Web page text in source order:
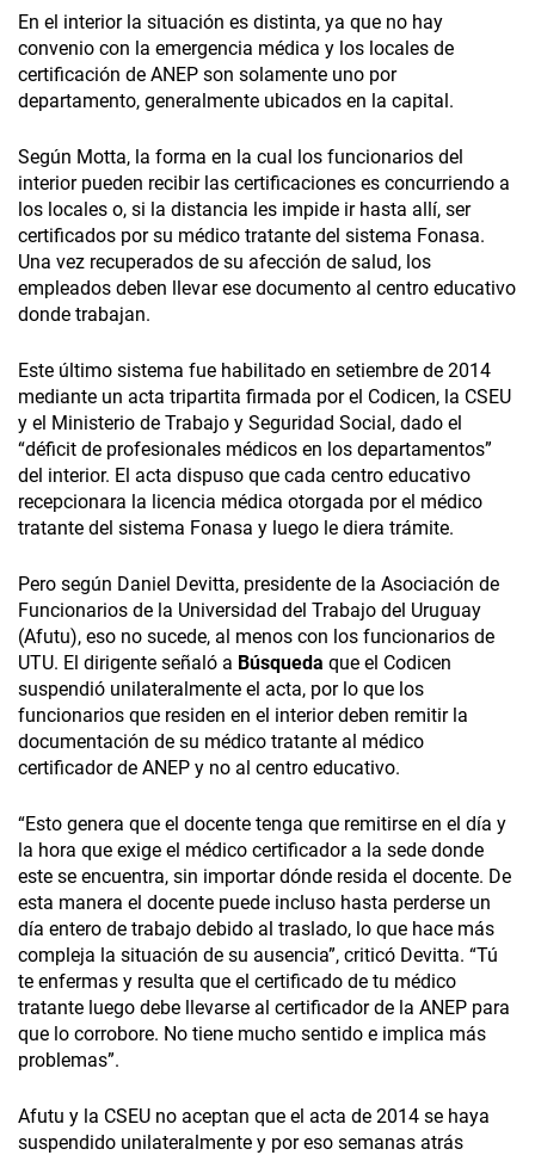
En el interior la situación es distinta, ya que no hay
convenio con la emergencia médica y los locales de
certificación de ANEP son solamente uno por
departamento, generalmente ubicados en la capital.
Según Motta, la forma en la cual los funcionarios del
interior pueden recibir las certificaciones es concurriendo a
los locales o, si la distancia les impide ir hasta allí, ser
certificados por su médico tratante del sistema Fonasa.
Una vez recuperados de su afección de salud, los
empleados deben llevar ese documento al centro educativo
donde trabajan.
Este último sistema fue habilitado en setiembre de 2014
mediante un acta tripartita firmada por el Codicen, la CSEU
y el Ministerio de Trabajo y Seguridad Social, dado el
“déficit de profesionales médicos en los departamentos”
del interior. El acta dispuso que cada centro educativo
recepcionara la licencia médica otorgada por el médico
tratante del sistema Fonasa y luego le diera trámite.
Pero según Daniel Devitta, presidente de la Asociación de
Funcionarios de la Universidad del Trabajo del Uruguay
(Afutu), eso no sucede, al menos con los funcionarios de
UTU. El dirigente señaló a Búsqueda que el Codicen
suspendió unilateralmente el acta, por lo que los
funcionarios que residen en el interior deben remitir la
documentación de su médico tratante al médico
certificador de ANEP y no al centro educativo.
“Esto genera que el docente tenga que remitirse en el día y
la hora que exige el médico certificador a la sede donde
este se encuentra, sin importar dónde resida el docente. De
esta manera el docente puede incluso hasta perderse un
día entero de trabajo debido al traslado, lo que hace más
compleja la situación de su ausencia”, criticó Devitta. “Tú
te enfermas y resulta que el certificado de tu médico
tratante luego debe llevarse al certificador de la ANEP para
que lo corrobore. No tiene mucho sentido e implica más
problemas”.
Afutu y la CSEU no aceptan que el acta de 2014 se haya
suspendido unilateralmente y por eso semanas atrás